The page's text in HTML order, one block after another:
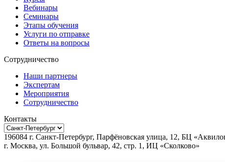
Вебинары
Семинары
Этапы обучения
Услуги по отправке
Ответы на вопросы
Сотрудничество
Наши партнеры
Экспертам
Мероприятия
Сотрудничество
Контакты
196084 г. Санкт-Петербург, Парфёновская улица, 12, БЦ
г. Москва, ул. Большой бульвар, 42, стр. 1, ИЦ «Сколково»